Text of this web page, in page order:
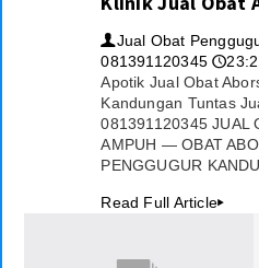
👤Jual Obat
081391120345 🕔
Apotik Jual Obat
Kandungan Tuntas
081391120345 JUAL
AMPUH — OBAT
PENGGUGUR
Read Full Article▸